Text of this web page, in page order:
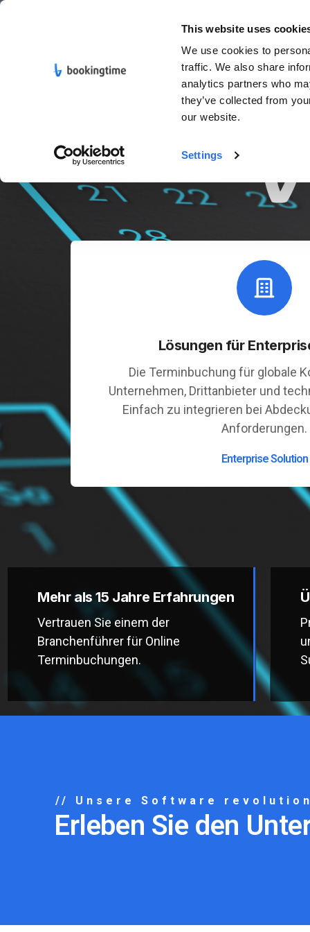
This website uses
We use cookies to
traffic. We also share
analytics partners who
they’ve collected from
our website.
Settings
Lösungen für
Die Terminbuchung für globale
Unternehmen, Drittanbieter und
Einfach zu integrieren bei
Anforderungen.
Enterprise Solution
Mehr als 15 Jahre Erfahrungen
Vertrauen Sie einem der
Branchenführer für Online
Terminbuchungen.
// Unsere Software
Erleben Sie den